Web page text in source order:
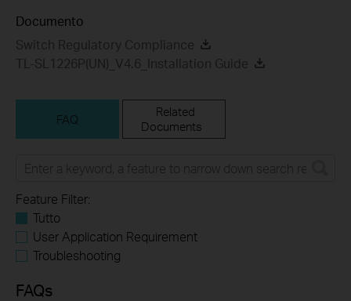
Documento
Switch Regulatory Compliance
TL-SL1226P(UN)_V4.6_Installation Guide
FAQ
Related
Documents
Feature Filter:
Tutto
User Application Requirement
Troubleshooting
FAQs